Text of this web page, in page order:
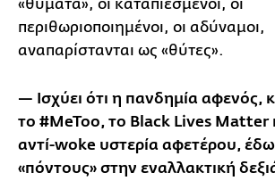
«θύματα», οι καταπιεσμένοι, οι
περιθωριοποιημένοι, οι αδύναμοι,
αναπαρίστανται ως «θύτες».
— Ισχύει ότι η πανδημία αφενός,
το #MeToo, το Black Lives Matter
αντί-woke υστερία αφετέρου,
«πόντους» στην εναλλακτική